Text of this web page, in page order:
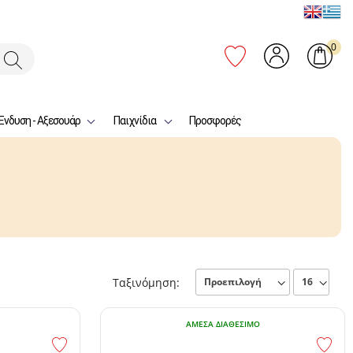
0
- Αξεσουάρ Παιχνίδια Προσφορές
Ταξινόμηση:
ΆΜΕΣΑ ΔΙΑΘΈΣΙΜΟ